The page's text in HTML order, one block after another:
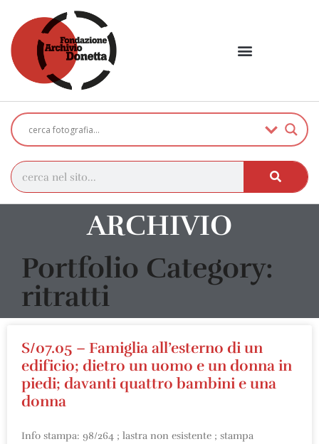
ARCHIVIO
Portfolio Category:
ritratti
S/07.05 – Famiglia all’esterno di un
edificio; dietro un uomo e un donna in
piedi; davanti quattro bambini e una
donna
Info stampa: 98/264 ; lastra non esistente ; stampa